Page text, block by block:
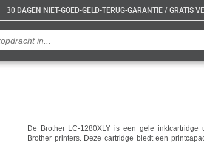
30 DAGEN NIET-GOED-GELD-TERUG-GARANTIE / GRATIS
De Brother LC-1280XLY is een gele
Brother printers. Deze cartridge biedt een